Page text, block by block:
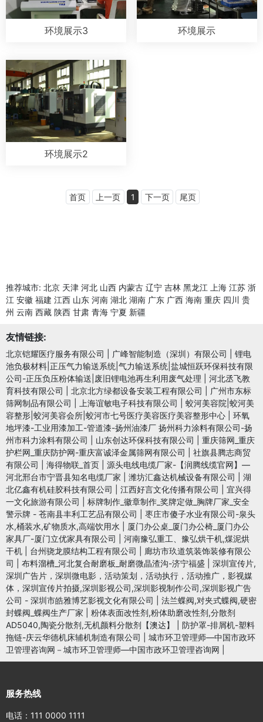
环境展示3 环境展示
环境展示2
首页 上一页 1 下一页 尾页
推荐城市: 北京 天津 河北 山西 内蒙古 辽宁 吉林 黑龙江 上海 江苏 浙
江 安徽 福建 江西 山东 河南 湖北 湖南 广东 广西 海南 重庆 四川 贵
州 云南 西藏 陕西 甘肃 青海 宁夏 新疆
友情链接:
北京铠耀医疗服务有限公司 广峰智能制造（深圳）有限公司
锂电
池负极材料|正压气力输送系统|气力输送系统|盐城恒跃环保科技有限
公司-正压负压粉体输送|废旧锂电池再生利用废气处理
河北丞飞教
育科技有限公司
北京北方绿都设备安装工程有限公司
广州市东标
筛网制品有限公司
上海谊敏电子科技有限公司
蛟河美容院|蛟河美
容整形|蛟河美容会所|蛟河市七号医疗美容医疗美容整形中心
环氧
地坪漆-工业用漆加工-管道漆-扬州油漆厂 扬州科力涂料有限公司-扬
州市科力涂料有限公司
山东创达环保科技有限公司
重庆筛网_重庆
护栏网_重庆防护网-重庆富诚泽金属筛网有限公司
社旗县腾志商贸
有限公司
海得物联_首页
源头电线电缆厂家-【润腾线缆官网】—
河北邢台市宁晋县知名电缆厂家
潍坊汇鑫达机械设备有限公司
湖
北亿鑫有机硅胶科技有限公司
江西好言文化传播有限公司
宜兴得
一文化旅游有限公司
标牌制作_徽章制作_奖牌定做_胸牌厂家_安全
警示牌 - 苍南县丰利工艺品有限公司
枣庄市傻子水业有限公司-泉头
水,桶装水,矿物质水,高端饮用水
厦门办公桌_厦门办公椅_厦门办公
家具厂-厦门立优家具有限公司
河南豫弘重工、豫弘烘干机,煤泥烘
干机
台州骁龙膜结构工程有限公司
廊坊市玖道筑装饰装修有限公
司
布料溜槽_河北复合耐磨板_耐磨微晶渣沟-济宁福盛
深圳宣传片,
深圳广告片，深圳微电影，活动策划，活动执行，活动推广，影视媒
体，深圳宣传片拍摄,深圳影视公司,深圳影视制作公司,深圳影视广告
公司 - 深圳市皓雅博艺影视文化有限公司
法兰蝶阀,对夹式蝶阀,硬密
封蝶阀_蝶阀生产厂家
粉体表面改性剂,粉体助磨改性剂,分散剂
AD5040,陶瓷分散剂,无机颜料分散剂【澳达】
防护罩-排屑机-塑料
拖链-庆云华德机床辅机制造有限公司
城市环卫管理师—中国市政环
卫管理咨询网－城市环卫管理师—中国市政环卫管理咨询网
服务热线
电话：111 0000 1111